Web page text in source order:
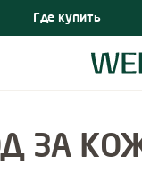
Где купить
ЗА